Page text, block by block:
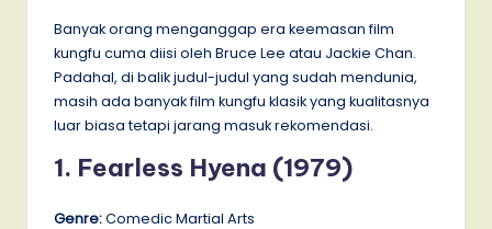
Banyak orang menganggap era keemasan film
kungfu cuma diisi oleh Bruce Lee atau Jackie Chan.
Padahal, di balik judul-judul yang sudah mendunia,
masih ada banyak film kungfu klasik yang kualitasnya
luar biasa tetapi jarang masuk rekomendasi.
1. Fearless Hyena (1979)
Genre:Comedic Martial Arts